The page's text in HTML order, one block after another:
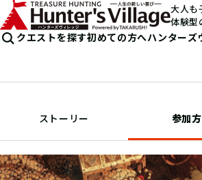
大人も
体験型
クエストを探す初めての方へハンターズ
ストーリー 参加